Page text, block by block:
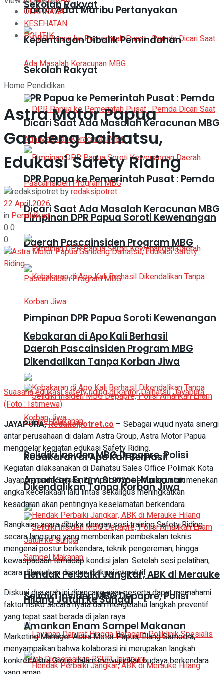
Sekolah Rakyat
DPR Papua ke Pemerintah Pusat : Pemda
Dicari Saat Ada Masalah Keracunan MBG
Pimpinan DPR Papua Soroti Kewenangan
Daerah Pascainsiden Program MBG
Kebakaran di Apo Kali Berhasil
Dikendalikan Tanpa Korban Jiwa
Selidiki Insiden MBG Depapre, Polisi
Amankan Enam Sampel Makanan
Hendak Perbaiki Jangkar, ABK di Merauke
Hilang Jatuh ke Sungai
Tokoh Adat Maribu Pertanyakan
Kepentingan Dibalik Pemindahan
Sekolah Rakyat
DPR Papua ke Pemerintah Pusat : Pemda
Dicari Saat Ada Masalah Keracunan MBG
Pimpinan DPR Papua Soroti Kewenangan
Daerah Pascainsiden Program MBG
Kebakaran di Apo Kali Berhasil
Dikendalikan Tanpa Korban Jiwa
Selidiki Insiden MBG Depapre, Polisi
Amankan Enam Sampel Makanan
OLAHRAGA
KESEHATAN
POLITIK
HomePendidikan
Astra Motor Papua
Gandeng Daihatsu,
Edukasi Safety Riding
byredaksipotret
22 April 2026
inPendidikan
00
0
Suasana edukasi safety riding di kantor Daihatsu Jayapura.
(Foto : Istimewa)
JAYAPURA,Redaksipotret.co – Sebagai wujud nyata sinergi
antar perusahaan di dalam Astra Group, Astra Motor Papua
menggelar kegiatan edukasi Safety Riding.
Kegiatan dilaksanakan di Daihatsu Sales Office Polimak Kota
Jayapura pada Selasa, 21 April 2026 bertujuan untuk menekan
angka kecelakaan lalu lintas sekaligus meningkatkan
kesadaran akan pentingnya keselamatan berkendara.
Rangkaian acara dibuka dengan sesi training Safety Riding
secara langsung yang memberikan pembekalan teknis
mengenai postur berkendara, teknik pengereman, hingga
kewaspadaan terhadap kondisi jalan. Setelah sesi pelatihan,
acara dilanjutkan dengan diskusi interaktif.
Diskusi dua arah ini dirancang agar peserta dapat memahami
faktor risiko secara nyata dan mengetahui langkah preventif
yang tepat saat berada di jalan raya.
Marketing Manager Astra Motor Papua, Elang Samodra,
menyampaikan bahwa kolaborasi ini merupakan langkah
konkret Astra Group dalam mewujudkan budaya berkendara